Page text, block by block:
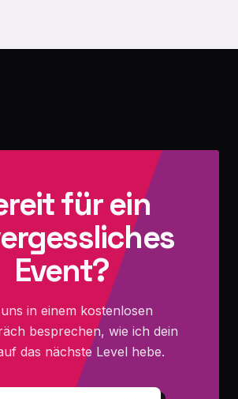
für ein
Event?
in einem kostenlosen
besprechen, wie ich dein
das nächste Level hebe.